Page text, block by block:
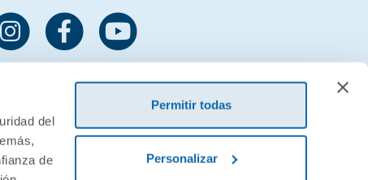
del
de
Permitir todas
Personalizar